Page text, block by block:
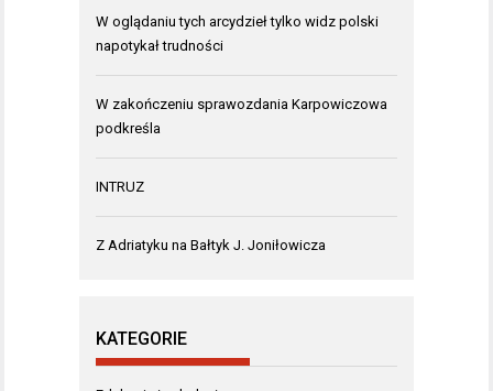
W oglądaniu tych arcydzieł tylko widz polski
napotykał trudności
W zakończeniu sprawozdania Karpowiczowa
podkreśla
INTRUZ
Z Adriatyku na Bałtyk J. Joniłowicza
KATEGORIE